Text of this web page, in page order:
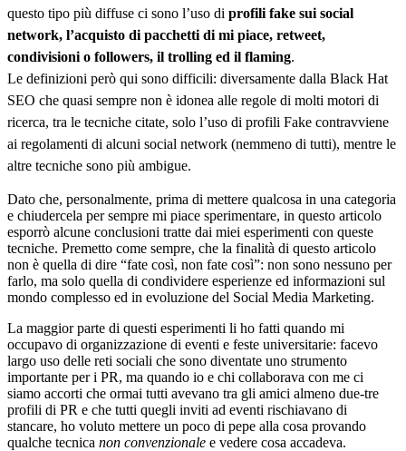
questo tipo più diffuse ci sono l’uso di profili fake sui social
network, l’acquisto di pacchetti di mi piace, retweet,
condivisioni o followers, il trolling ed il flaming.
Le definizioni però qui sono difficili: diversamente dalla Black Hat
SEO che quasi sempre non è idonea alle regole di molti motori di
ricerca, tra le tecniche citate, solo l’uso di profili Fake contravviene
ai regolamenti di alcuni social network (nemmeno di tutti), mentre le
altre tecniche sono più ambigue.
Dato che, personalmente, prima di mettere qualcosa in una categoria
e chiudercela per sempre mi piace sperimentare, in questo articolo
esporrò alcune conclusioni tratte dai miei esperimenti con queste
tecniche. Premetto come sempre, che la finalità di questo articolo
non è quella di dire “fate così, non fate così”: non sono nessuno per
farlo, ma solo quella di condividere esperienze ed informazioni sul
mondo complesso ed in evoluzione del Social Media Marketing.
La maggior parte di questi esperimenti li ho fatti quando mi
occupavo di organizzazione di eventi e feste universitarie: facevo
largo uso delle reti sociali che sono diventate uno strumento
importante per i PR, ma quando io e chi collaborava con me ci
siamo accorti che ormai tutti avevano tra gli amici almeno due-tre
profili di PR e che tutti quegli inviti ad eventi rischiavano di
stancare, ho voluto mettere un poco di pepe alla cosa provando
qualche tecnica non convenzionale e vedere cosa accadeva.